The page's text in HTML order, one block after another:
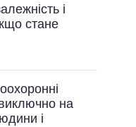
і
стане
на
і